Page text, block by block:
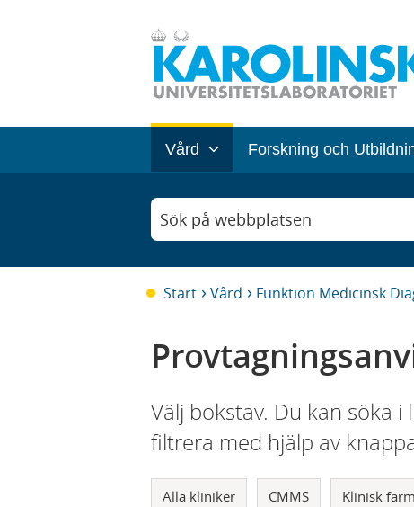
Vård Forskning och
Sök på webbplatsen
Start Vård Funktion Medicinsk
Välj bokstav. Du kan söka
filtrera med hjälp av
Alla kliniker CMMS Klinisk